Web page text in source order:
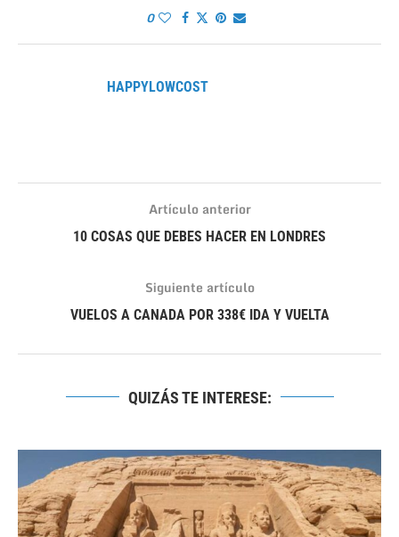
0
HAPPYLOWCOST
Artículo anterior
10 COSAS QUE DEBES HACER EN LONDRES
Siguiente artículo
VUELOS A CANADA POR 338€ IDA Y VUELTA
QUIZÁS TE INTERESE: